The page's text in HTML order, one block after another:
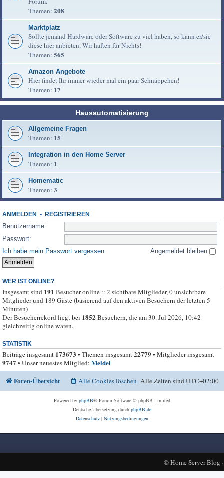
Themen: 208
Marktplatz
Sollte jemand Hardware oder Software zu viel haben, so kann er/sie
diese hier anbieten. Wir haften für Nichts!
Themen: 565
Amazon Angebote
Hier findet Ihr immer wieder mal ein paar Schnäppchen!
Themen: 17
Hausautomatisierung
Allgemeine Fragen
Themen: 15
Integration in den Home Server
Themen: 1
Homematic
Themen: 3
ANMELDEN • REGISTRIEREN
Benutzername:
Passwort:
Ich habe mein Passwort vergessen
Angemeldet bleiben
WER IST ONLINE?
Insgesamt sind 191 Besucher online :: 2 sichtbare Mitglieder, 0 unsichtbare
Mitglieder und 189 Gäste (basierend auf den aktiven Besuchern der letzten 5
Minuten)
Der Besucherrekord liegt bei 1852Besuchern, die am 30. Jul 2026, 10:42
gleichzeitig online waren.
STATISTIK
Beiträge insgesamt 173673 • Themen insgesamt22779• Mitglieder insgesamt
9747• Unser neuestes Mitglied: Meldel
Foren-Übersicht
Alle Zeiten sindUTC+02:00
Alle Cookies löschen
Powered by phpBB® Forum Software © phpBB Limited
Deutsche Übersetzung durch phpBB.de
Datenschutz| Nutzungsbedingungen
©Home Server Blog